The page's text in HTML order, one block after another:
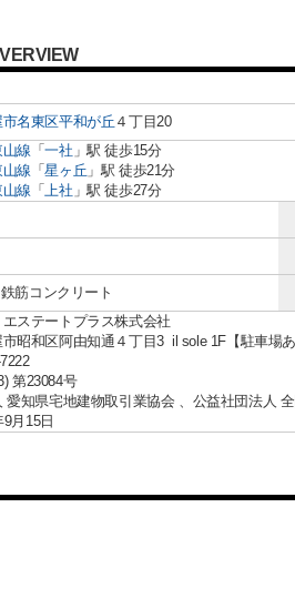
名東区平和が丘 ４丁目20
線 「一社 」駅 徒歩15分
線 「星ヶ丘 」駅 徒歩21分
線 「上社 」駅 徒歩27分
筋コンクリート
エステートプラス株式会社
昭和区阿由知通４丁目3 il sole 1F【駐車場あ
第23084号
愛知県宅地建物取引業協会 、公益社団法人
月15日